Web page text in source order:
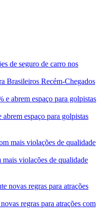
Brasileiros Recém-Chegados
espaço para golpistas
violações de qualidade
regras para atrações com